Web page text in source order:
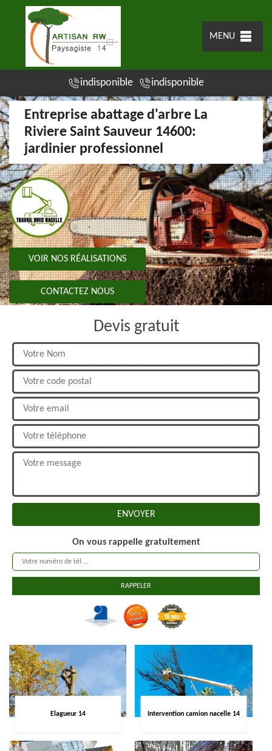
MENU
indisponible indisponible
Entreprise abattage d'arbre La
Riviere Saint Sauveur 14600:
jardinier professionnel
VOIR NOS RÉALISATIONS
CONTACTEZ NOUS
Devis gratuit
On vous rappelle gratuitement
Elagueur 14 Intervention camion nacelle 14